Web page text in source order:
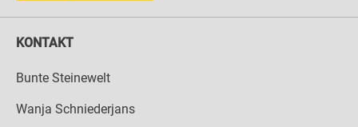
KONTAKT
Bunte Steinewelt
Wanja Schniederjans